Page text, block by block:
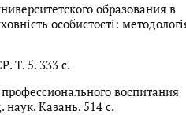
образования в
особистості:
Т. 5. 333 с.
воспитания
Казань. 514 с.